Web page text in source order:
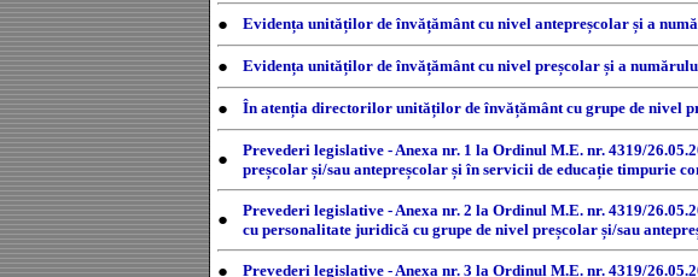
● Evidența unităților de învățământ cu nivel antepreșcolar și a
● Evidența unităților de învățământ cu nivel preșcolar și a
● În atenția directorilor unităților de învățământ cu grupe de nivel
● Prevederi legislative - Anexa nr. 1 la Ordinul M.E. nr. 4319/
preșcolar și/sau antepreșcolar și în servicii de educație timpurie
● Prevederi legislative - Anexa nr. 2 la Ordinul M.E. nr. 4319/
cu personalitate juridică cu grupe de nivel preșcolar și/sau
● Prevederi legislative - Anexa nr. 3 la Ordinul M.E. nr. 4319/